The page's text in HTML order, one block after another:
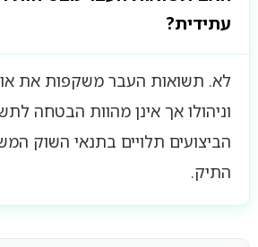
עתידית?
לא. תשואות העבר משקפות את
וניהולו אך אינן מהוות הבטחה
הביצועים תלויים בתנאי השוק
התיק.